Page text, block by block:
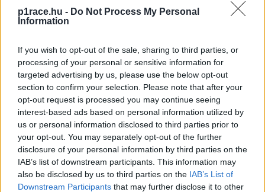
p1race.hu - Do Not Process My Personal
Information
If you wish to opt-out of the sale, sharing to third parties, or
processing of your personal or sensitive information for
targeted advertising by us, please use the below opt-out
section to confirm your selection. Please note that after your
opt-out request is processed you may continue seeing
interest-based ads based on personal information utilized by
us or personal information disclosed to third parties prior to
your opt-out. You may separately opt-out of the further
disclosure of your personal information by third parties on the
IAB’s list of downstream participants. This information may
also be disclosed by us to third parties on the IAB’s List of
Downstream Participants that may further disclose it to other
24 L. TACCINI
Racing
YAMAHA
60
53
Team
80
3
2
O. VOSTATEK MS Racing YAMAHA
1’47.0
87
27 U. ORRADRE MS Racing YAMAHA
1’47.2
66
9
2
8
B. CURRIE
Motozoo
Racing
YAMAHA
1’47.50
6
9
29 J. BUIS
Motozoo
Racing
YAMAHA
1
3.21
4